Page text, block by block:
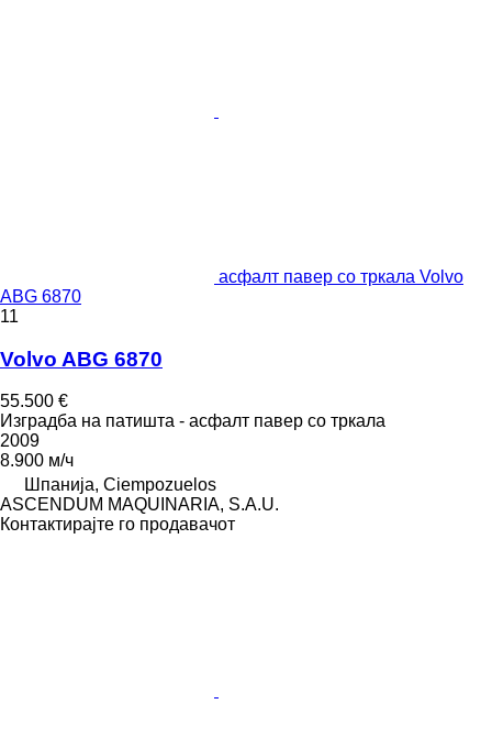
асфалт павер со тркала Volvo
ABG 6870
11
Volvo ABG 6870
55.500 €
Изградба на патишта - асфалт павер со тркала
2009
8.900 м/ч
Шпанија, Ciempozuelos
ASCENDUM MAQUINARIA, S.A.U.
Контактирајте го продавачот